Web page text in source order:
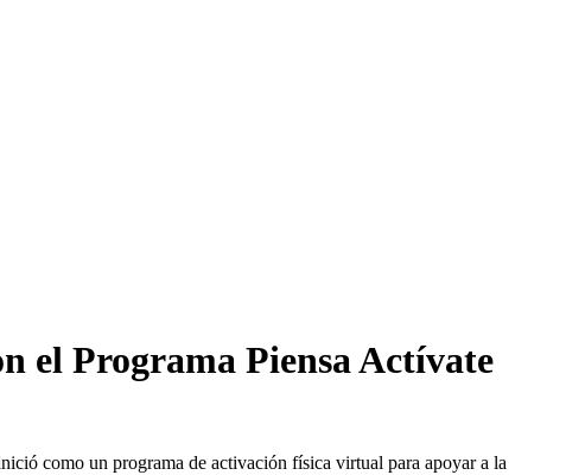
el Programa Piensa Actívate
como un programa de activación física virtual para apoyar a la